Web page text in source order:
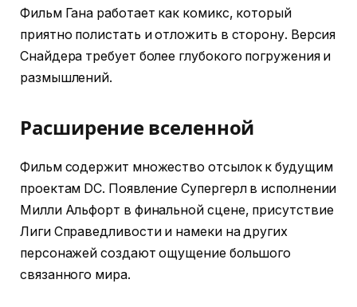
Фильм Гана работает как комикс, который
приятно полистать и отложить в сторону. Версия
Снайдера требует более глубокого погружения и
размышлений.
Расширение вселенной
Фильм содержит множество отсылок к будущим
проектам DC. Появление Супергерл в исполнении
Милли Альфорт в финальной сцене, присутствие
Лиги Справедливости и намеки на других
персонажей создают ощущение большого
связанного мира.